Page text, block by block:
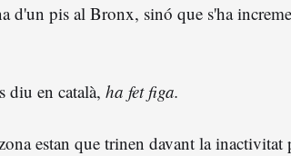
d'un pis al Bronx, sinó que s'ha
diu en català, ha fet figa.
estan que trinen davant la inactivitat